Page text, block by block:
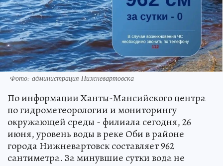
Фото: администрация Нижневартовска
По информации Ханты-Мансийского центра
по гидрометеорологии и мониторингу
окружающей среды - филиала сегодня, 26
июня, уровень воды в реке Оби в районе